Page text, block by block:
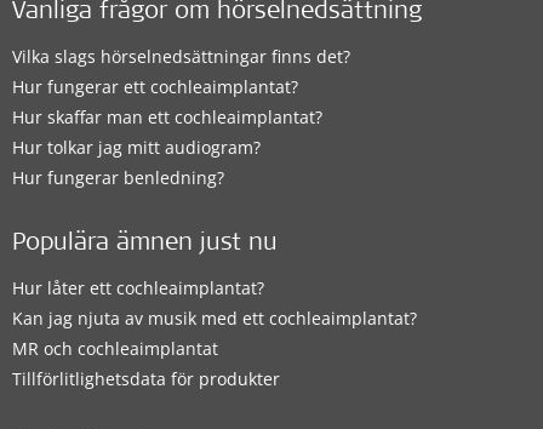
Vanliga frågor om hörselnedsättning
Vilka slags hörselnedsättningar finns det?
Hur fungerar ett cochleaimplantat?
Hur skaffar man ett cochleaimplantat?
Hur tolkar jag mitt audiogram?
Hur fungerar benledning?
Populära ämnen just nu
Hur låter ett cochleaimplantat?
Kan jag njuta av musik med ett cochleaimplantat?
MR och cochleaimplantat
Tillförlitlighetsdata för produkter